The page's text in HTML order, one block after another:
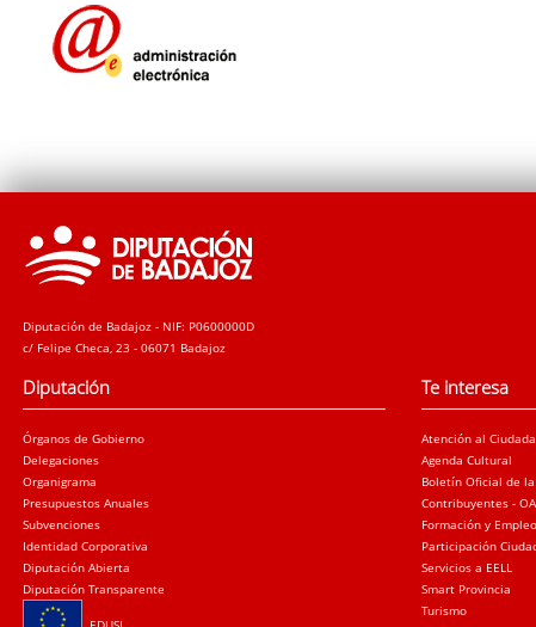
Diputación de Badajoz - NIF: P0600000D
c/ Felipe Checa, 23 - 06071 Badajoz
Diputación
Órganos de Gobierno
Delegaciones
Organigrama
Presupuestos Anuales
Subvenciones
Identidad Corporativa
Diputación Abierta
Diputación Transparente
Te interesa
Atención al
Agenda Cultural
Boletín Oficial de
Contribuyentes -
Formación y Empleo
Participación
Servicios a EELL
Smart Provincia
Turismo